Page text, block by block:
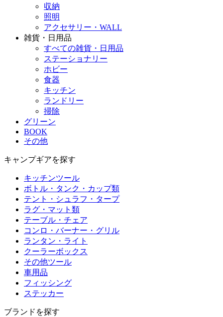
収納
照明
アクセサリー・WALL
雑貨・日用品
すべての雑貨・日用品
ステーショナリー
ホビー
食器
キッチン
ランドリー
掃除
グリーン
BOOK
その他
キャンプギアを探す
キッチンツール
ボトル・タンク・カップ類
テント・シュラフ・タープ
ラグ・マット類
テーブル・チェア
コンロ・バーナー・グリル
ランタン・ライト
クーラーボックス
その他ツール
車用品
フィッシング
ステッカー
ブランドを探す